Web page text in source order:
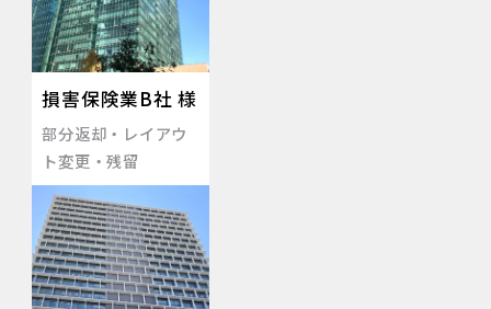
損害保険業B社 様
部分返却・レイアウ
ト変更・残留